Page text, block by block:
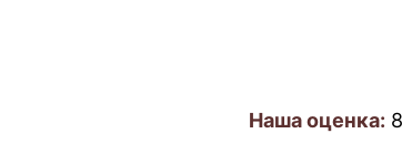
Наша оценка: